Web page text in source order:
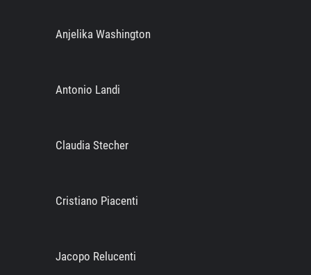
Anjelika Washington
Antonio Landi
Claudia Stecher
Cristiano Piacenti
Jacopo Relucenti